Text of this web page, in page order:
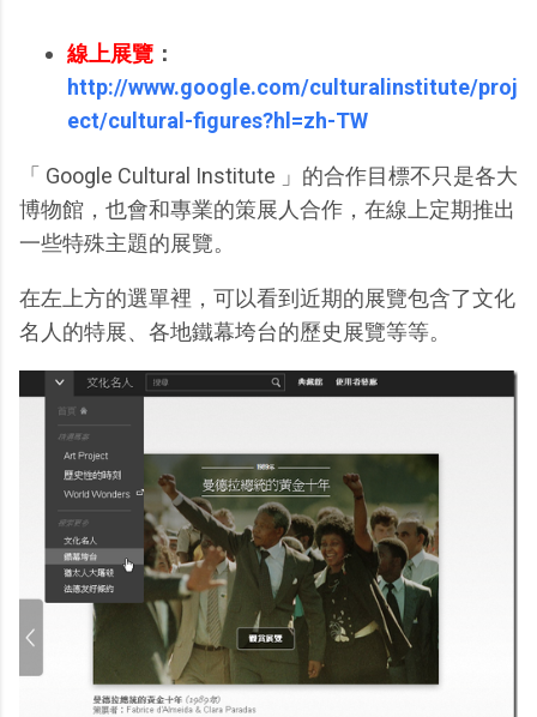
線上展覽 ：
http://www.google.com/culturalinstitute/proj
ect/cultural-figures?hl=zh-TW
「 Google Cultural Institute 」的合作目標不只是各大
博物館，也會和專業的策展人合作，在線上定期推出
一些特殊主題的展覽。
在左上方的選單裡，可以看到近期的展覽包含了文化
名人的特展、各地鐵幕垮台的歷史展覽等等。